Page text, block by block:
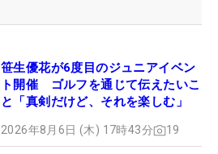
笹生優花が6度目のジュニアイベン
ト開催 ゴルフを通じて伝えたいこ
と「真剣だけど、それを楽しむ」
2026年8月6日 (木) 17時43分 19